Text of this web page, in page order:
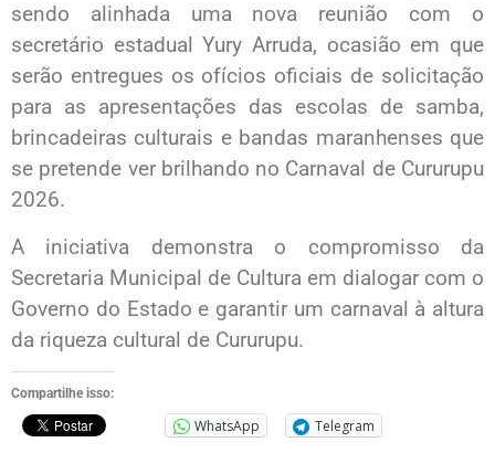
sendo alinhada uma nova reunião com o
secretário estadual Yury Arruda, ocasião em que
serão entregues os ofícios oficiais de solicitação
para as apresentações das escolas de samba,
brincadeiras culturais e bandas maranhenses que
se pretende ver brilhando no Carnaval de Cururupu
2026.
A iniciativa demonstra o compromisso da
Secretaria Municipal de Cultura em dialogar com o
Governo do Estado e garantir um carnaval à altura
da riqueza cultural de Cururupu.
Compartilhe isso:
WhatsApp Telegram